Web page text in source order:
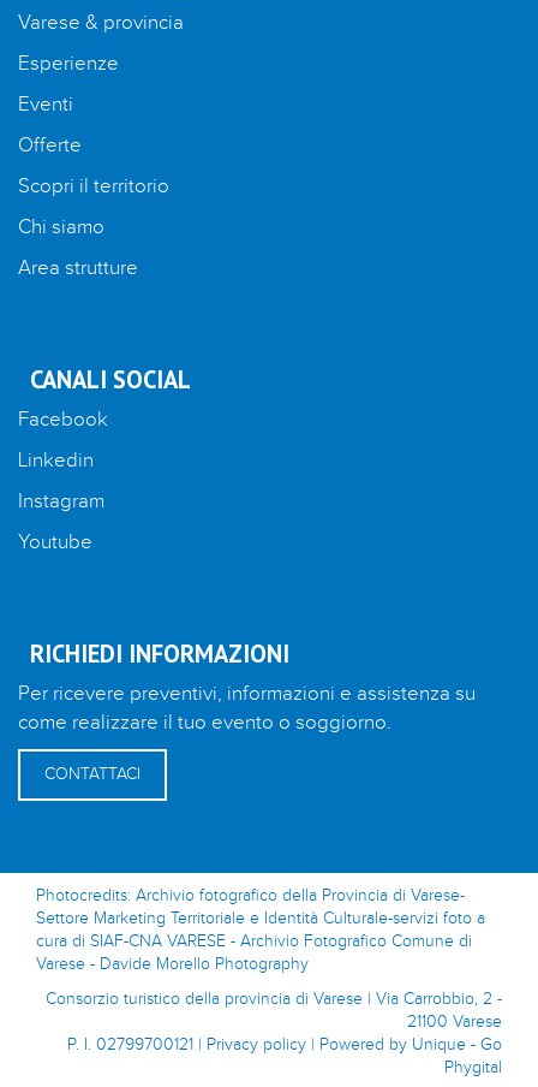
Varese & provincia
Esperienze
Eventi
Offerte
Scopri il territorio
Chi siamo
Area strutture
CANALI SOCIAL
Facebook
Linkedin
Instagram
Youtube
RICHIEDI INFORMAZIONI
Per ricevere preventivi, informazioni e assistenza su
come realizzare il tuo evento o soggiorno.
CONTATTACI
Photocredits: Archivio fotografico della Provincia di Varese-
Settore Marketing Territoriale e Identità Culturale-servizi foto a
cura di SIAF-CNA VARESE - Archivio Fotografico Comune di
Varese - Davide Morello Photography
Consorzio turistico della provincia di Varese | Via Carrobbio, 2 -
21100 Varese
P. I. 02799700121 | Privacy policy | Powered by Unique - Go
Phygital